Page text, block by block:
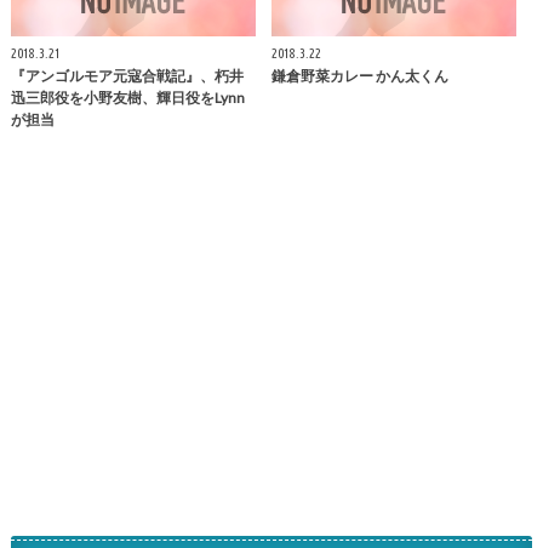
2018.3.21
『アンゴルモア元寇合戦記』、朽井
迅三郎役を小野友樹、輝日役をLynn
が担当
2018.3.22
鎌倉野菜カレー かん太くん